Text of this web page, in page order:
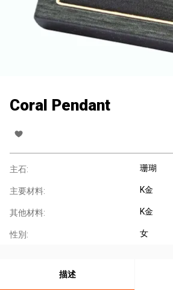
Coral Pendant
主石: 珊瑚
主要材料: K金
其他材料: K金
性別: 女
描述